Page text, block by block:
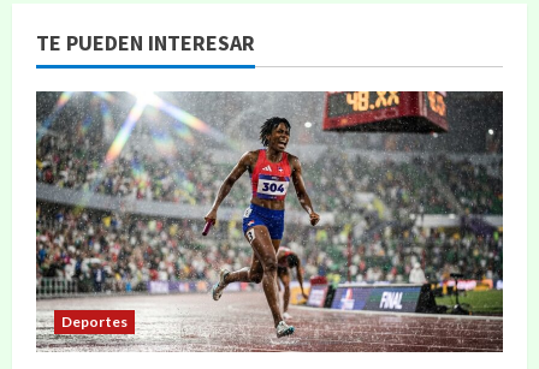
TE PUEDEN INTERESAR
Deportes